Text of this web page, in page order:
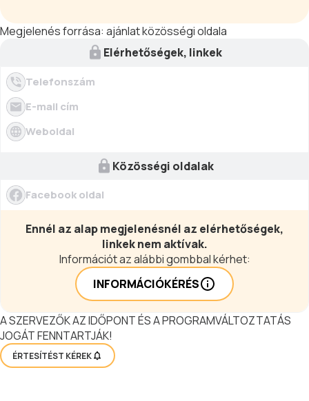
Megjelenés forrása: ajánlat közösségi oldala
Elérhetőségek, linkek
Telefonszám
E-mail cím
Weboldal
Közösségi oldalak
Facebook oldal
Ennél az alap megjelenésnél az elérhetőségek,
linkek nem aktívak.
Információt az alábbi gombbal kérhet:
INFORMÁCIÓKÉRÉS
A SZERVEZŐK AZ IDŐPONT ÉS A PROGRAMVÁLTOZTATÁS
JOGÁT FENNTARTJÁK!
ÉRTESÍTÉST KÉREK